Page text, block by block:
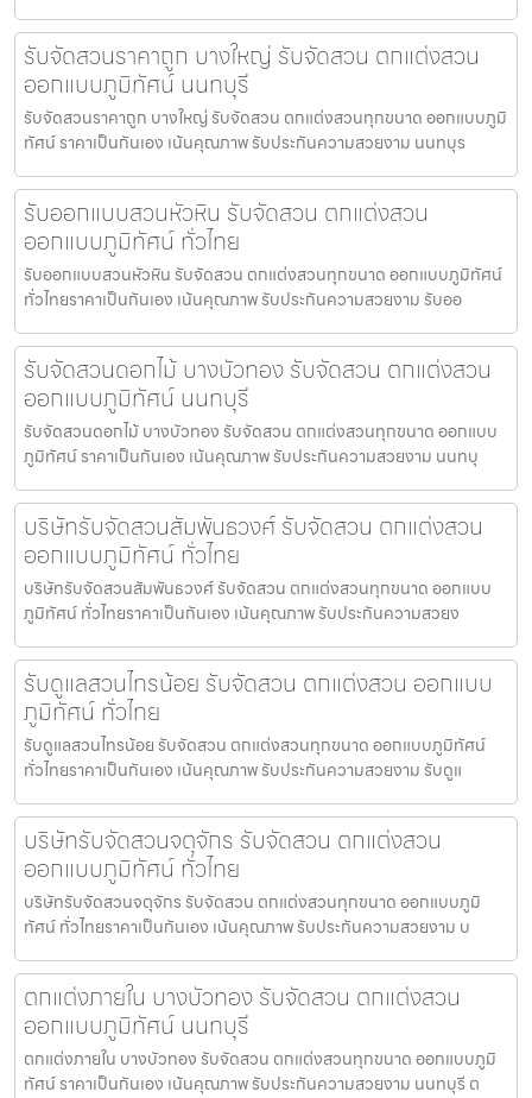
รับจัดสวนราคาถูก บางใหญ่ รับจัดสวน ตกแต่งสวน
ออกแบบภูมิทัศน์ นนทบุรี
รับจัดสวนราคาถูก บางใหญ่ รับจัดสวน ตกแต่งสวนทุกขนาด ออกแบบภูมิ
ทัศน์ ราคาเป็นกันเอง เน้นคุณภาพ รับประกันความสวยงาม นนทบุร
รับออกแบบสวนหัวหิน รับจัดสวน ตกแต่งสวน
ออกแบบภูมิทัศน์ ทั่วไทย
รับออกแบบสวนหัวหิน รับจัดสวน ตกแต่งสวนทุกขนาด ออกแบบภูมิทัศน์
ทั่วไทยราคาเป็นกันเอง เน้นคุณภาพ รับประกันความสวยงาม รับออ
รับจัดสวนดอกไม้ บางบัวทอง รับจัดสวน ตกแต่งสวน
ออกแบบภูมิทัศน์ นนทบุรี
รับจัดสวนดอกไม้ บางบัวทอง รับจัดสวน ตกแต่งสวนทุกขนาด ออกแบบ
ภูมิทัศน์ ราคาเป็นกันเอง เน้นคุณภาพ รับประกันความสวยงาม นนทบุ
บริษัทรับจัดสวนสัมพันธวงศ์ รับจัดสวน ตกแต่งสวน
ออกแบบภูมิทัศน์ ทั่วไทย
บริษัทรับจัดสวนสัมพันธวงศ์ รับจัดสวน ตกแต่งสวนทุกขนาด ออกแบบ
ภูมิทัศน์ ทั่วไทยราคาเป็นกันเอง เน้นคุณภาพ รับประกันความสวยง
รับดูแลสวนไทรน้อย รับจัดสวน ตกแต่งสวน ออกแบบ
ภูมิทัศน์ ทั่วไทย
รับดูแลสวนไทรน้อย รับจัดสวน ตกแต่งสวนทุกขนาด ออกแบบภูมิทัศน์
ทั่วไทยราคาเป็นกันเอง เน้นคุณภาพ รับประกันความสวยงาม รับดูแ
บริษัทรับจัดสวนจตุจักร รับจัดสวน ตกแต่งสวน
ออกแบบภูมิทัศน์ ทั่วไทย
บริษัทรับจัดสวนจตุจักร รับจัดสวน ตกแต่งสวนทุกขนาด ออกแบบภูมิ
ทัศน์ ทั่วไทยราคาเป็นกันเอง เน้นคุณภาพ รับประกันความสวยงาม บ
ตกแต่งภายใน บางบัวทอง รับจัดสวน ตกแต่งสวน
ออกแบบภูมิทัศน์ นนทบุรี
ตกแต่งภายใน บางบัวทอง รับจัดสวน ตกแต่งสวนทุกขนาด ออกแบบภูมิ
ทัศน์ ราคาเป็นกันเอง เน้นคุณภาพ รับประกันความสวยงาม นนทบุรี ต